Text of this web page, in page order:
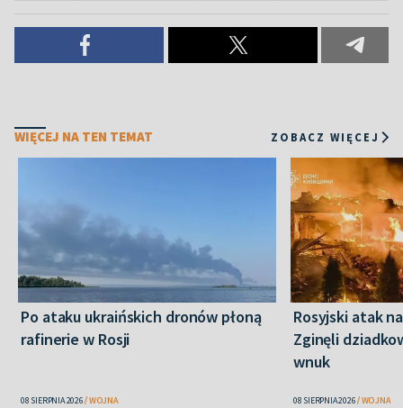
WIĘCEJ NA TEN TEMAT ZOBACZ WIĘCEJ
Po ataku ukraińskich dronów płoną
rafinerie w Rosji
08 SIERPNIA 2026 WOJNA
Rosyjski atak
Zginęli
wnuk
08 SIERPNIA 2026 WOJNA